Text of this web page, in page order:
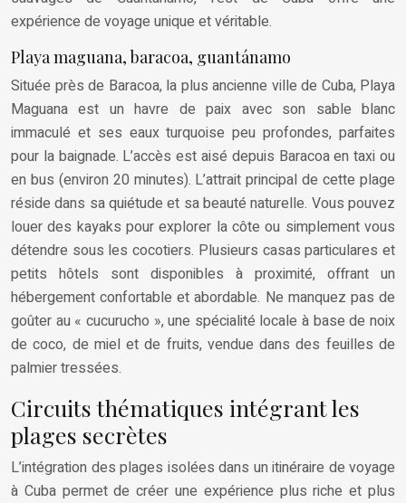
expérience de voyage unique et véritable.
Playa maguana, baracoa, guantánamo
Située près de Baracoa, la plus ancienne ville de Cuba, Playa
Maguana est un havre de paix avec son sable blanc
immaculé et ses eaux turquoise peu profondes, parfaites
pour la baignade. L’accès est aisé depuis Baracoa en taxi ou
en bus (environ 20 minutes). L’attrait principal de cette plage
réside dans sa quiétude et sa beauté naturelle. Vous pouvez
louer des kayaks pour explorer la côte ou simplement vous
détendre sous les cocotiers. Plusieurs casas particulares et
petits hôtels sont disponibles à proximité, offrant un
hébergement confortable et abordable. Ne manquez pas de
goûter au « cucurucho », une spécialité locale à base de noix
de coco, de miel et de fruits, vendue dans des feuilles de
palmier tressées.
Circuits thématiques intégrant les
plages secrètes
L’intégration des plages isolées dans un itinéraire de voyage
à Cuba permet de créer une expérience plus riche et plus